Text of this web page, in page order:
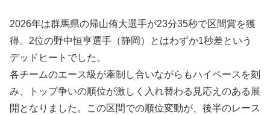
2026年は群馬県の帰山侑大選手が23分35秒で区間賞を獲
得。2位の野中恒亨選手（静岡）とはわずか1秒差という
デッドヒートでした。
各チームのエース級が牽制し合いながらもハイペースを刻
み、トップ争いの順位が激しく入れ替わる見応えのある展
開となりました。この区間での順位変動が、後半のレース